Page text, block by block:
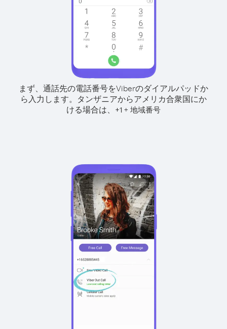
まず、通話先の電話番号をViberのダイアルパッドか
ら入力します。 タンザニアからアメリカ合衆国にか
ける場合は、 +1 + 地域番号